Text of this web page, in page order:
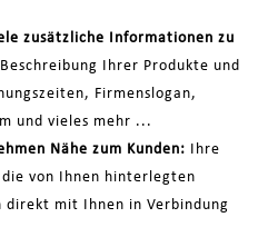
zusätzliche Informationen zu
Beschreibung Ihrer Produkte und
Firmenslogan,
und vieles mehr ...
Nähe zum Kunden: Ihre
die von Ihnen hinterlegten
direkt mit Ihnen in Verbindung